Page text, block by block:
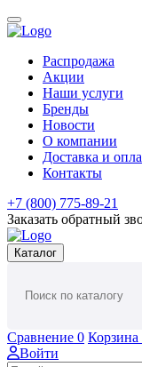
Распродажа
Акции
Наши услуги
Бренды
Новости
О компании
Доставка и
Контакты
+7 (800) 775-89-21
Заказать обратный
Каталог
Сравнение 0 Корзина
Войти